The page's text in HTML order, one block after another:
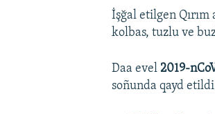
İşğal etilgen
kolbas, tuzlu ve
Daa evel2019-
soñunda qayd